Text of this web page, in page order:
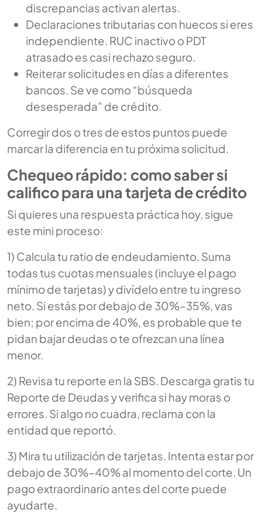
discrepancias activan alertas.
Declaraciones tributarias con huecos si eres
independiente. RUC inactivo o PDT
atrasado es casi rechazo seguro.
Reiterar solicitudes en días a diferentes
bancos. Se ve como “búsqueda
desesperada” de crédito.
Corregir dos o tres de estos puntos puede
marcar la diferencia en tu próxima solicitud.
Chequeo rápido: como saber si
califico para una tarjeta de crédito
Si quieres una respuesta práctica hoy, sigue
este mini proceso:
1) Calcula tu ratio de endeudamiento. Suma
todas tus cuotas mensuales (incluye el pago
mínimo de tarjetas) y divídelo entre tu ingreso
neto. Si estás por debajo de 30%–35%, vas
bien; por encima de 40%, es probable que te
pidan bajar deudas o te ofrezcan una línea
menor.
2) Revisa tu reporte en la SBS. Descarga gratis tu
Reporte de Deudas y verifica si hay moras o
errores. Si algo no cuadra, reclama con la
entidad que reportó.
3) Mira tu utilización de tarjetas. Intenta estar por
debajo de 30%–40% al momento del corte. Un
pago extraordinario antes del corte puede
ayudarte.